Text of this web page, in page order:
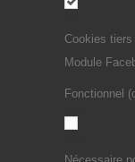
Cookies
Module
Fonctionnel
Nécessaire